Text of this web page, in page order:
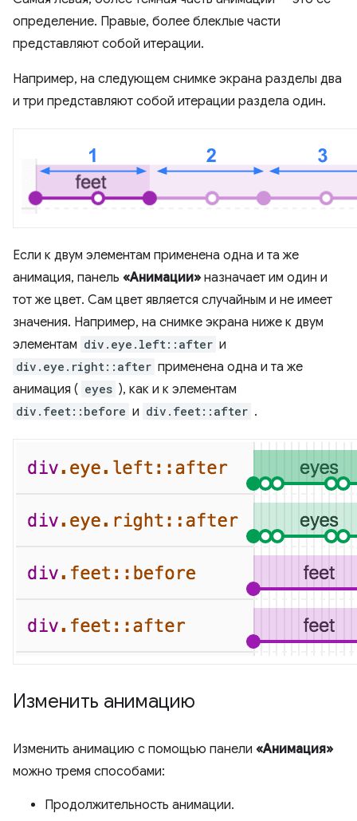
определение. Правые, более блеклые части
представляют собой итерации.
Например, на следующем снимке экрана разделы два
и три представляют собой итерации раздела один.
Если к двум элементам применена одна и та же
анимация, панель «Анимации» назначает им один и
тот же цвет. Сам цвет является случайным и не имеет
значения. Например, на снимке экрана ниже к двум
элементам div.eye.left::after и
div.eye.right::after применена одна и та же
анимация ( eyes ), как и к элементам
div.feet::before и div.feet::after .
Изменить анимацию
Изменить анимацию с помощью панели «Анимация»
можно тремя способами:
Продолжительность анимации.